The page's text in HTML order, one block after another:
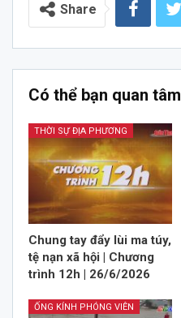
Share
Có thể bạn quan tâm
THỜI SỰ ĐỊA PHƯƠNG
Chung tay đẩy lùi ma túy,
tệ nạn xã hội | Chương
trình 12h | 26/6/2026
ỐNG KÍNH PHÓNG VIÊN